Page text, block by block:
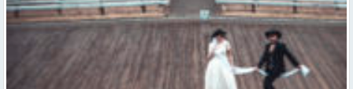
Valmiera gatava teātra svētkiem – sākas Valmieras vasaras teātra
festivāla nedēļa